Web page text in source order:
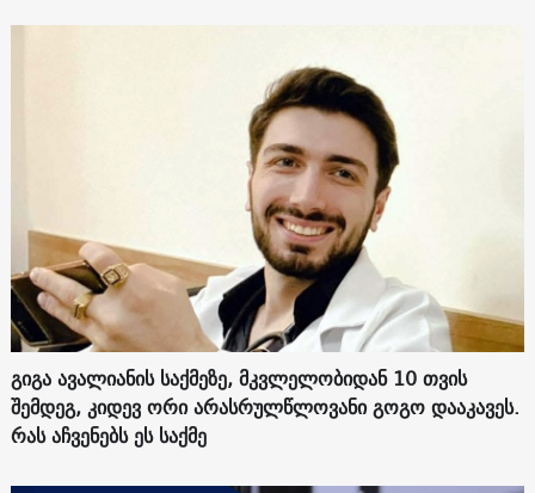
გიგა ავალიანის საქმეზე, მკვლელობიდან 10 თვის
შემდეგ, კიდევ ორი არასრულწლოვანი გოგო დააკავეს.
რას აჩვენებს ეს საქმე